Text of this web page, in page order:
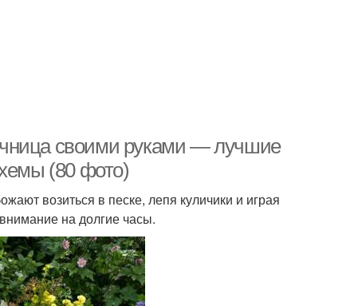
своими руками — лучшие
(80 фото)
возиться в песке, лепя куличики и играя
на долгие часы.